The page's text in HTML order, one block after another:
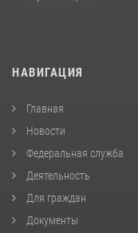
НАВИГАЦИЯ
Главная
Новости
Федеральная служба
Деятельность
Для граждан
Документы